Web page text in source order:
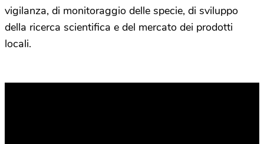
vigilanza, di monitoraggio delle specie, di sviluppo
della ricerca scientifica e del mercato dei prodotti
locali.